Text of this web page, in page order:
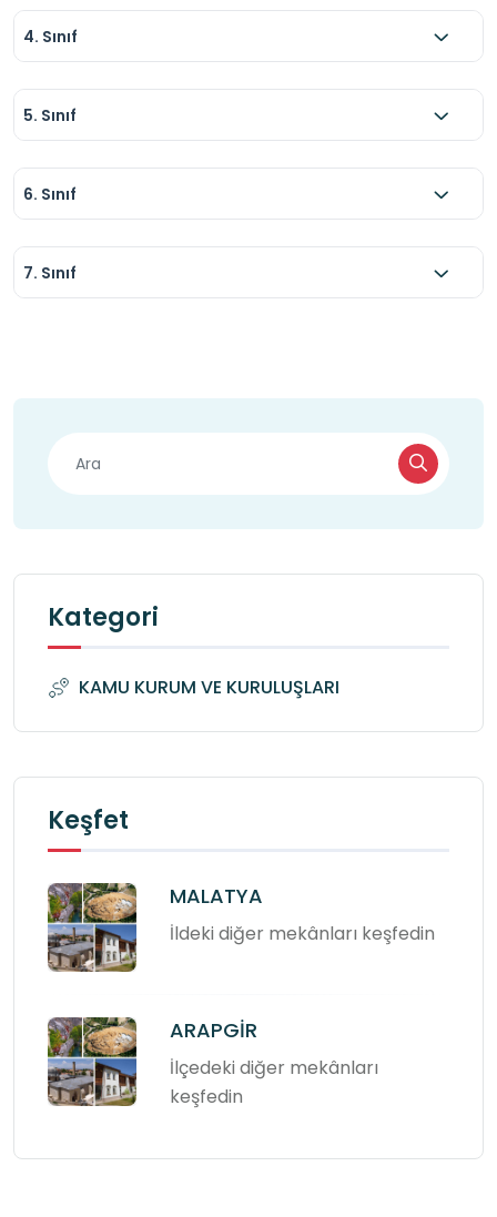
4. Sınıf
5. Sınıf
6. Sınıf
7. Sınıf
Kategori
KAMU KURUM VE KURULUŞLARI
Keşfet
MALATYA
İldeki diğer mekânları keşfedin
ARAPGİR
İlçedeki diğer mekânları
keşfedin